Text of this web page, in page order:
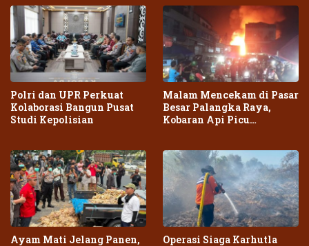
Polri dan UPR Perkuat
Kolaborasi Bangun Pusat
Studi Kepolisian
Malam Mencekam di Pasar
Besar Palangka Raya,
Kobaran Api Picu
Ayam Mati Jelang Panen,
Operasi Siaga Karhutla